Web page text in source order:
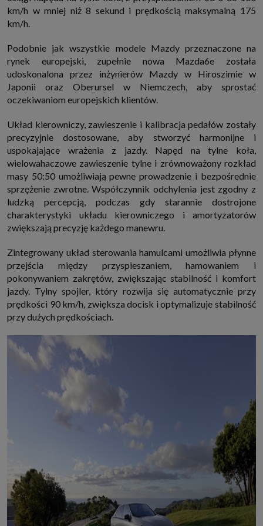
które przeglądarka wysyła do serwera przy każdorazowym wejściu na
stronę z tego urządzenia, podczas gdy odwiedzasz strony w Internecie.
funkcjonowanie plików cookies itp. oraz jak usunąć takie pliki z Twojego
urządzenia.
Twoje uprawnienia
Przysługują Ci następujące uprawnienia wobec Twoich danych i ich
przetwarzania przez nas, inne podmioty z Grupy SAGIER i Zaufanych
Partnerów:
chwili wycofać (cofnięcie zgody oczywiście nie uchyli zgodności z prawem
przetwarzania już dokonanego na jej podstawie);
2. Masz również prawo żądania dostępu do Twoich danych osobowych, ich
sprostowania, usunięcia lub ograniczenia przetwarzania, prawo do
przeniesienia danych, wyrażenia sprzeciwu wobec przetwarzania danych
oraz prawo do wniesienia skargi do organu nadzorczego, którym w Polsce
jest Prezes Urzędu Ochrony Danych Osobowych.
Pod tym adresem
znajdziesz dodatkowe informacje dotyczące przetwarzania danych i
Twoich uprawnień.
km/h w mniej niż 8 sekund i prędkością maksymalną 175
km/h.
Podobnie jak wszystkie modele Mazdy przeznaczone na
rynek europejski, zupełnie nowa Mazda6e została
udoskonalona przez inżynierów Mazdy w Hiroszimie w
Japonii oraz Oberursel w Niemczech, aby sprostać
oczekiwaniom europejskich klientów.
Układ kierowniczy, zawieszenie i kalibracja pedałów zostały
precyzyjnie dostosowane, aby stworzyć harmonijne i
uspokajające wrażenia z jazdy. Napęd na tylne koła,
wielowahaczowe zawieszenie tylne i zrównoważony rozkład
masy 50:50 umożliwiają pewne prowadzenie i bezpośrednie
sprzężenie zwrotne. Współczynnik odchylenia jest zgodny z
ludzką percepcją, podczas gdy starannie dostrojone
charakterystyki układu kierowniczego i amortyzatorów
zwiększają precyzję każdego manewru.
Zintegrowany układ sterowania hamulcami umożliwia płynne
przejścia między przyspieszaniem, hamowaniem i
pokonywaniem zakrętów, zwiększając stabilność i komfort
jazdy. Tylny spojler, który rozwija się automatycznie przy
prędkości 90 km/h, zwiększa docisk i optymalizuje stabilność
przy dużych prędkościach.